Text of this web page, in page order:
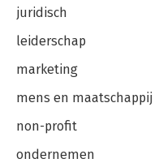
juridisch
leiderschap
marketing
mens en maatschappij
non-profit
ondernemen